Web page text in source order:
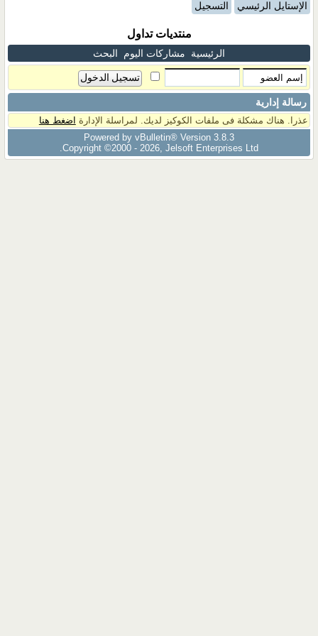
الإستايل الرئيسي التسجيل
منتديات تداول
الرئيسية مشاركات اليوم البحث
رسالة إدارية
عذرا. هناك مشكلة فى ملفات الكوكيز لديك. لمراسلة الإدارة اضغط هنا
Powered by vBulletin® Version 3.8.3
Copyright ©2000 - 2026, Jelsoft Enterprises Ltd.